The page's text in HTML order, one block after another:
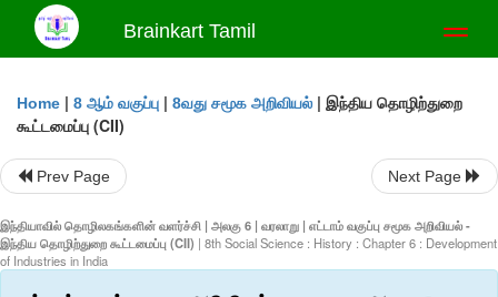
Brainkart Tamil
Home | 8 ஆம் வகுப்பு | 8வது சமூக அறிவியல் | இந்திய தொழிற்துறை
கூட்டமைப்பு (CII)
Prev Page Next Page
இந்தியாவில் தொழிலகங்களின் வளர்ச்சி | அலகு 6 | வரலாறு | எட்டாம் வகுப்பு சமூக அறிவியல் -
இந்திய தொழிற்துறை கூட்டமைப்பு (CII) | 8th Social Science : History : Chapter 6 : Development
of Industries in India